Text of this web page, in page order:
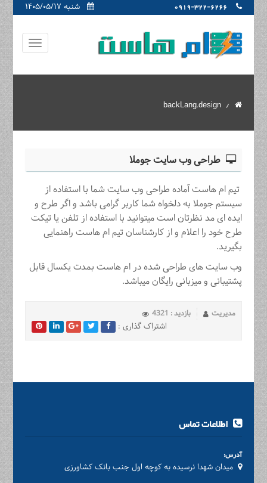
شنبه ۱۴۰۵/۰۵/۱۷ 0919-322-6266
backLang.design
طراحی وب سایت جوملا
تیم ام هاست آماده طراحی وب سایت شما با استفاده از
سیستم جوملا به دلخواه شما کاربر گرامی باشد و اگر طرح و
ایده ای مد نظرتان است میتوانید با استفاده از تلفن یا تیکت
طرح خود را اعلام و از کارشناسان تیم ام هاست راهنمایی
بگیرید.
وب سایت های طراحی شده در ام هاست بمدت یکسال قابل
پشتیبانی و میزبانی رایگان میباشد.
مدیریت بازدید : 4321
اشتراک گذاری :
اطلاعات تماس
آدرس:
میدان شهدا نرسیده به کوچه اول جنب بانک کشاورزی